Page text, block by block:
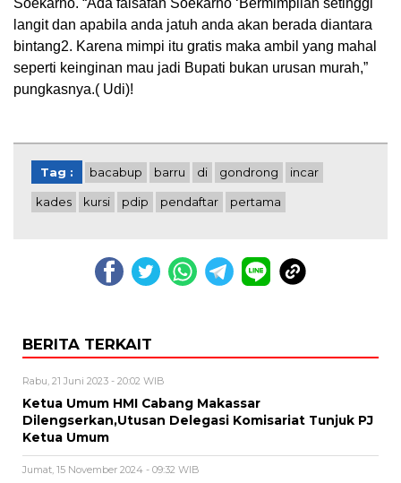
langit dan apabila anda jatuh anda akan berada diantara
bintang2. Karena mimpi itu gratis maka ambil yang mahal
seperti keinginan mau jadi Bupati bukan urusan murah,”
pungkasnya.( Udi)!
Tag : bacabup barru di gondrong incar
kades kursi pdip pendaftar pertama
BERITA TERKAIT
Rabu, 21 Juni 2023 - 20:02 WIB
Ketua Umum HMI Cabang Makassar
Dilengserkan,Utusan Delegasi Komisariat Tunjuk PJ
Ketua Umum
Jumat, 15 November 2024 - 09:32 WIB